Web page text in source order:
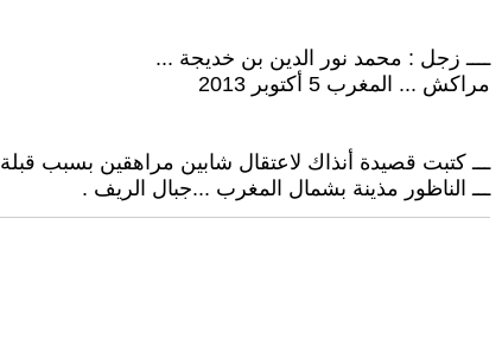
ــــ زجل : محمد نور الدين بن خديجة ...
مراكش ... المغرب 5 أكتوبر 2013
ـــ كتبت قصيدة أنذاك لاعتقال شابين مراهقين بسبب قبلة
ـــ الناظور مذينة بشمال المغرب ...جبال الريف .